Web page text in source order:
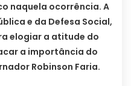
naquela ocorrência. A
e da Defesa Social,
elogiar a atitude do
a importância do
Robinson Faria.